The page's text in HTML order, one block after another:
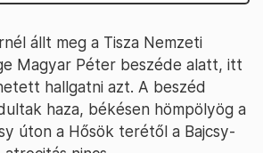
állt meg a Tisza Nemzeti
Magyar Péter beszéde alatt, itt
hallgatni azt. A beszéd
haza, békésen hömpölyög a
úton a Hősök terétől a Bajcsy-